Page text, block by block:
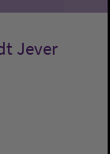
Jever